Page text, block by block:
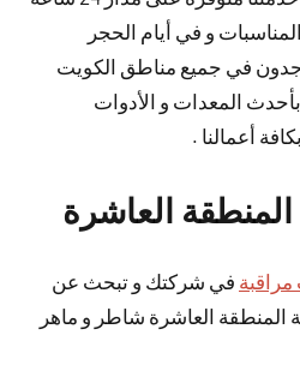
و في أيام الحجر
في جميع مناطق الكويت
المعدات و الأدوات
أعمالنا .
العاشرة
في شركتك و تبحث عن
المنطقة العاشرة شاطر و ماهر